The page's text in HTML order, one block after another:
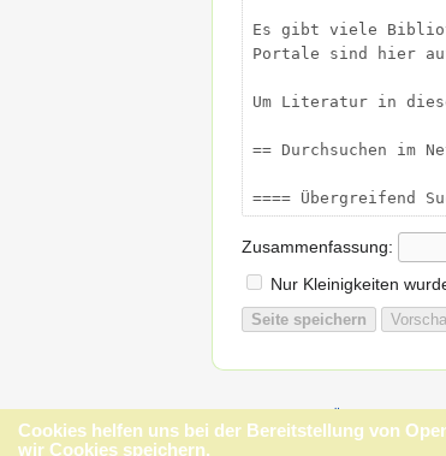
Zusammenfassung:
Nur Kleinigkeiten
Cookies helfen uns bei der Bereitstellung von
wir Cookies speichern.